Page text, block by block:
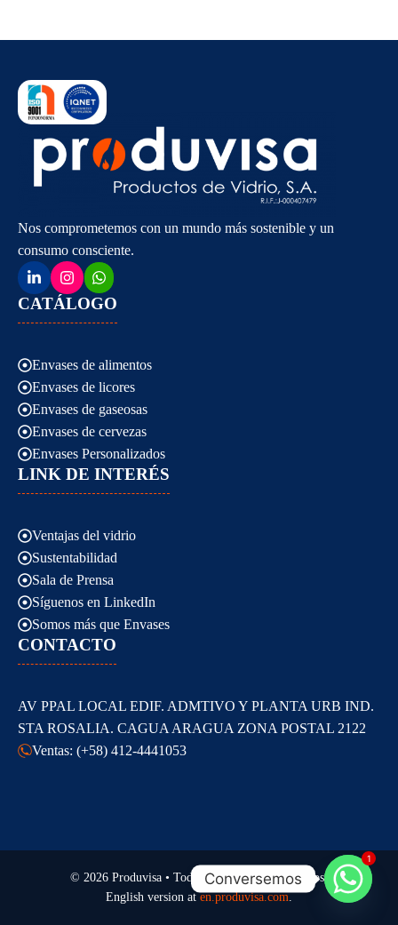
Nos comprometemos con un mundo más sostenible y un
consumo consciente.
CATÁLOGO
Envases de alimentos
Envases de licores
Envases de gaseosas
Envases de cervezas
Envases Personalizados
LINK DE INTERÉS
Ventajas del vidrio
Sustentabilidad
Sala de Prensa
Síguenos en LinkedIn
Somos más que Envases
CONTACTO
AV PPAL LOCAL EDIF. ADMTIVO Y PLANTA URB IND.
STA ROSALIA. CAGUA ARAGUA ZONA POSTAL 2122
Ventas: (+58) 412-4441053
© 2026 Produvisa • Todos los derechos reservados.
English version aten.produvisa.com.
1
Conversemos